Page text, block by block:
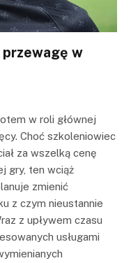
w
w roli głównej
Choć szkoleniowiec
za wszelką cenę
gry, ten wciąż
zmienić
z czym nieustannie
z upływem czasu
usługami